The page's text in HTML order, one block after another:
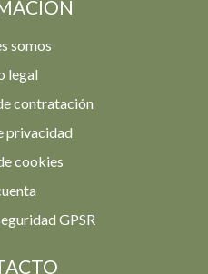
somos
legal
contratación
privacidad
cookies
GPSR